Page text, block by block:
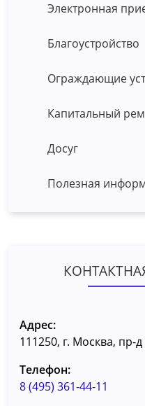
Электронная
Благоустройство
Ограждающие
Капитальный
Досуг
Полезная
Адрес:
111250, г. Москва, пр-
Телефон:
8 (495) 361-44-11